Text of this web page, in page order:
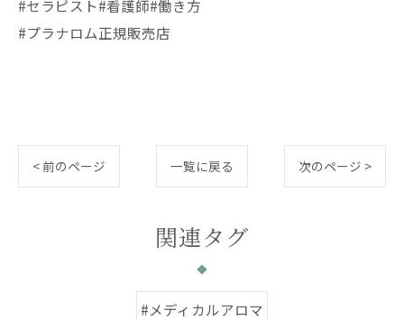
#セラピスト#看護師#働き方
#プラナロム正規販売店
< 前のページ 一覧に戻る 次のページ >
関連タグ
#メディカルアロマ